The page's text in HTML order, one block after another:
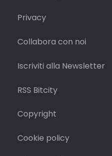
Privacy
Collabora con noi
Iscriviti alla Newsletter
RSS Bitcity
Copyright
Cookie policy